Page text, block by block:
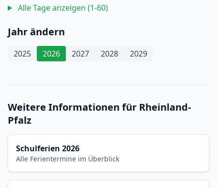
Alle Tage anzeigen (1-60)
Jahr ändern
2025 2026 2027 2028 2029
Weitere Informationen für Rheinland-
Pfalz
Schulferien 2026
Alle Ferientermine im Überblick